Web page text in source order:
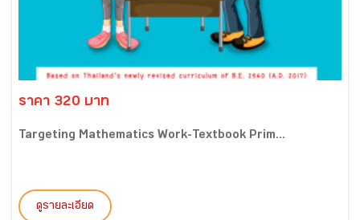
ราคา 320 บาท
Targeting Mathematics Work-Textbook Prim...
ดูรายละเอียด